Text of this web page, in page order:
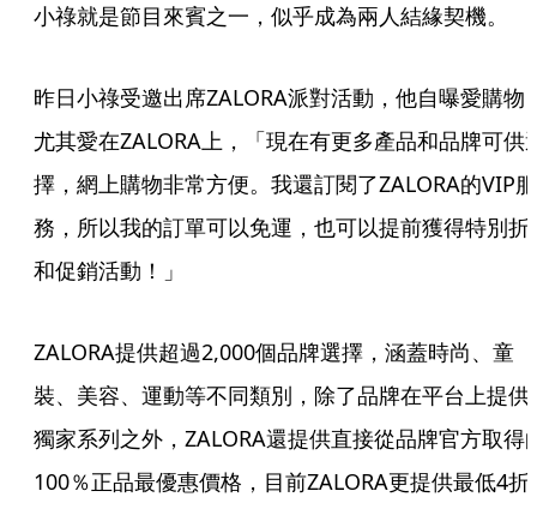
小祿就是節目來賓之一，似乎成為兩人結緣契機。
昨日小祿受邀出席ZALORA派對活動，他自曝愛購物
尤其愛在ZALORA上，「現在有更多產品和品牌可供
擇，網上購物非常方便。我還訂閱了ZALORA的VIP服
務，所以我的訂單可以免運，也可以提前獲得特別折
和促銷活動！」
ZALORA提供超過2,000個品牌選擇，涵蓋時尚、童
裝、美容、運動等不同類別，除了品牌在平台上提供
獨家系列之外，ZALORA還提供直接從品牌官方取得
100％正品最優惠價格，目前ZALORA更提供最低4折